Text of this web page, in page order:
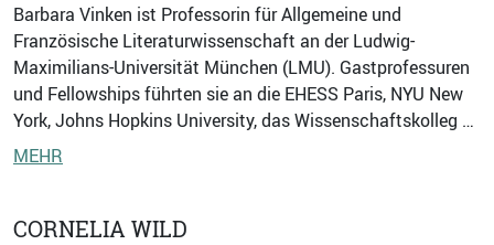
Barbara Vinken ist Professorin für Allgemeine und
Französische Literaturwissenschaft an der Ludwig-
Maximilians-Universität München (LMU). Gastprofessuren
und Fellowships führten sie an die EHESS Paris, NYU New
York, Johns Hopkins University, das Wissenschaftskolleg …
MEHR
CORNELIA WILD